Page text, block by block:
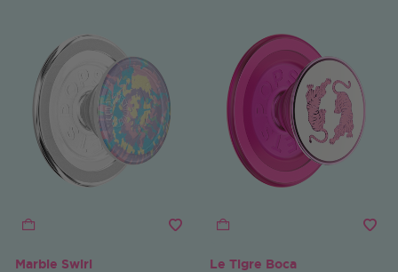
Marble Swirl
Le Tigre Boca